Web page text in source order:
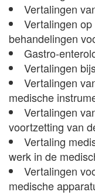
Vertalingen
Vertalingen
behandelingen
Gastro-
Vertalingen
Vertalingen
medische
Vertalingen
voortzetting van
Vertaling
werk in de
Vertalingen
medische